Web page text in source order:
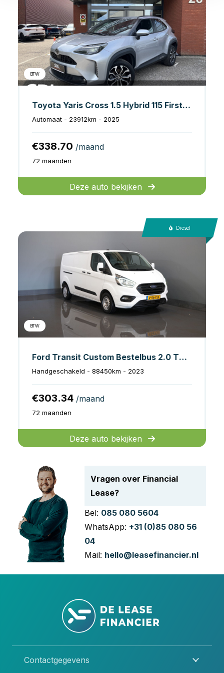
BTW
Toyota Yaris Cross 1.5 Hybrid 115 First Edition // ADAPT. CRUISE // KEYLESS // APPLE-ANDROID AUTO // CAMERA+SENSOREN // STOELVERWARMING //
Automaat - 23912km - 2025
€338.70 /maand
72 maanden
Deze auto bekijken
Diesel
BTW
Ford Transit Custom Bestelbus 2.0 TDCI L2 130 pk Trend 2.8t Trekverm./ Cruise/ PDC V+A/ DAB/ Airco
Handgeschakeld - 88450km - 2023
€303.34 /maand
72 maanden
Deze auto bekijken
Vragen over Financial
Lease?
Bel: 085 080 5604
WhatsApp: +31 (0)85 080 56
04
Mail: hello@leasefinancier.nl
Contactgegevens